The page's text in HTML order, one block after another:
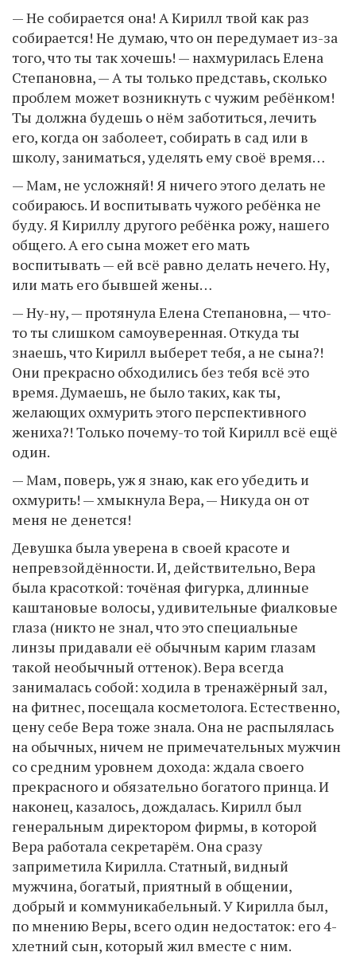
— Не собирается она! А Кирилл твой как раз
собирается! Не думаю, что он передумает из-за
того, что ты так хочешь! — нахмурилась Елена
Степановна, — А ты только представь, сколько
проблем может возникнуть с чужим ребёнком!
Ты должна будешь о нём заботиться, лечить
его, когда он заболеет, собирать в сад или в
школу, заниматься, уделять ему своё время…
— Мам, не усложняй! Я ничего этого делать не
собираюсь. И воспитывать чужого ребёнка не
буду. Я Кириллу другого ребёнка рожу, нашего
общего. А его сына может его мать
воспитывать — ей всё равно делать нечего. Ну,
или мать его бывшей жены…
— Ну-ну, — протянула Елена Степановна, — что-
то ты слишком самоуверенная. Откуда ты
знаешь, что Кирилл выберет тебя, а не сына?!
Они прекрасно обходились без тебя всё это
время. Думаешь, не было таких, как ты,
желающих охмурить этого перспективного
жениха?! Только почему-то той Кирилл всё ещё
один.
— Мам, поверь, уж я знаю, как его убедить и
охмурить! — хмыкнула Вера, — Никуда он от
меня не денется!
Девушка была уверена в своей красоте и
непревзойдённости. И, действительно, Вера
была красоткой: точёная фигурка, длинные
каштановые волосы, удивительные фиалковые
глаза (никто не знал, что это специальные
линзы придавали её обычным карим глазам
такой необычный оттенок). Вера всегда
занималась собой: ходила в тренажёрный зал,
на фитнес, посещала косметолога. Естественно,
цену себе Вера тоже знала. Она не распылялась
на обычных, ничем не примечательных мужчин
со средним уровнем дохода: ждала своего
прекрасного и обязательно богатого принца. И
наконец, казалось, дождалась. Кирилл был
генеральным директором фирмы, в которой
Вера работала секретарём. Она сразу
заприметила Кирилла. Статный, видный
мужчина, богатый, приятный в общении,
добрый и коммуникабельный. У Кирилла был,
по мнению Веры, всего один недостаток: его 4-
хлетний сын, который жил вместе с ним.